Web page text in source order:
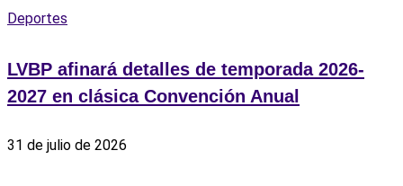
Deportes
LVBP afinará detalles de temporada 2026-
2027 en clásica Convención Anual
31 de julio de 2026